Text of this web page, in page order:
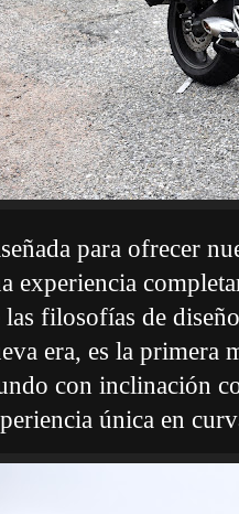
para ofrecer
experiencia
las filosofías de
era, es la primera
con inclinación
única en